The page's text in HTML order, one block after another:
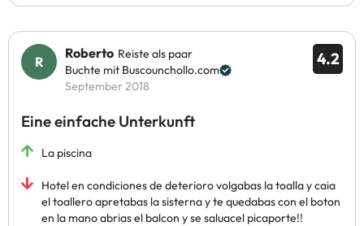
4.2
Roberto Reiste als paar
Buchte mit Buscounchollo.com
September 2018
Eine einfache Unterkunft
La piscina
Hotel en condiciones de deterioro volgabas la toalla y caia
el toallero apretabas la sisterna y te quedabas con el boton
en la mano abrias el balcon y se saluacel picaporte!!